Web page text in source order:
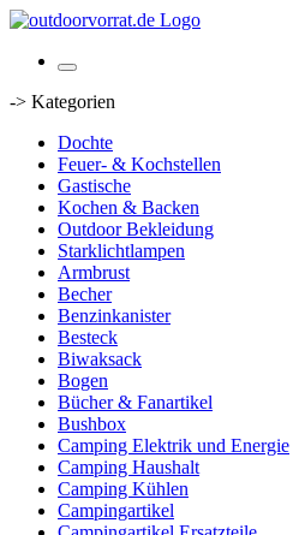
-> Kategorien
Dochte
Feuer- & Kochstellen
Gastische
Kochen & Backen
Outdoor Bekleidung
Starklichtlampen
Armbrust
Becher
Benzinkanister
Besteck
Biwaksack
Bogen
Bücher & Fanartikel
Bushbox
Camping Elektrik und Energie
Camping Haushalt
Camping Kühlen
Campingartikel